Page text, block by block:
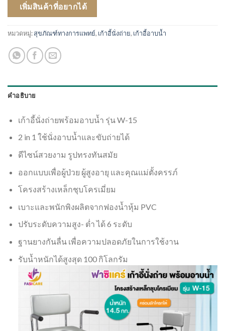
เพิ่มสินค้าที่อยากได้
หมวดหมู่:สุขภัณฑ์ทางการแพทย์, เก้าอี้นั่งถ่าย, เก้าอี้อาบน้ำ
คำอธิบาย
เก้าอี้นั่งถ่ายพร้อมอาบน้ำ รุ่น W-15
2 in 1 ใช้นั่งอาบน้ำและขับถ่ายได้
ดีไซน์สวยงาม รูปทรงทันสมัย
ออกแบบเพื่อผู้ป่วย ผู้สูงอายุ และคุณแม่ตั้งครรภ์
โครงสร้างเหล็กชุบโครเมี่ยม
เบาะและพนักพิงผลิตจากฟองน้ำหุ้ม PVC
ปรับระดับความสูง- ต่ำ ได้ 6 ระดับ
ฐานยางกันลื่น เพื่อความปลอดภัยในการใช้งาน
รับน้ำหนักได้สูงสุด 100 กิโลกรัม